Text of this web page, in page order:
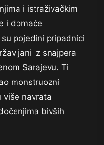
i istraživačkim
i domaće
pojedini pripadnici
iz snajpera
Sarajevu. Ti
monstruozni
više navrata
bivših